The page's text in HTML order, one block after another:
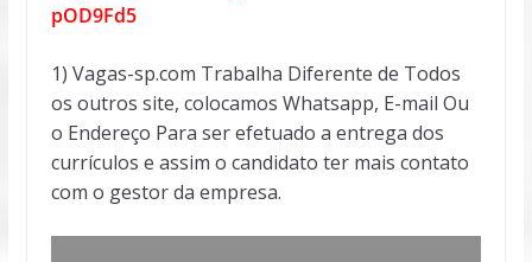
pOD9Fd5
1) Vagas-sp.com Trabalha Diferente de Todos
os outros site, colocamos Whatsapp, E-mail Ou
o Endereço Para ser efetuado a entrega dos
currículos e assim o candidato ter mais contato
com o gestor da empresa.